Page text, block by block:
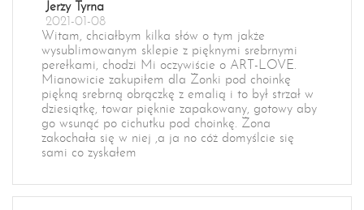
Jerzy Tyrna
2021-01-08
Witam, chciałbym kilka słów o tym jakże
wysublimowanym sklepie z pięknymi srebrnymi
perełkami, chodzi Mi oczywiście o ART-LOVE.
Mianowicie zakupiłem dla Żonki pod choinkę
piękną srebrną obrączkę z emalią i to był strzał w
dziesiątkę, towar pięknie zapakowany, gotowy aby
go wsunąć po cichutku pod choinkę. Żona
zakochała się w niej ,a ja no cóż domyślcie się
sami co zyskałem